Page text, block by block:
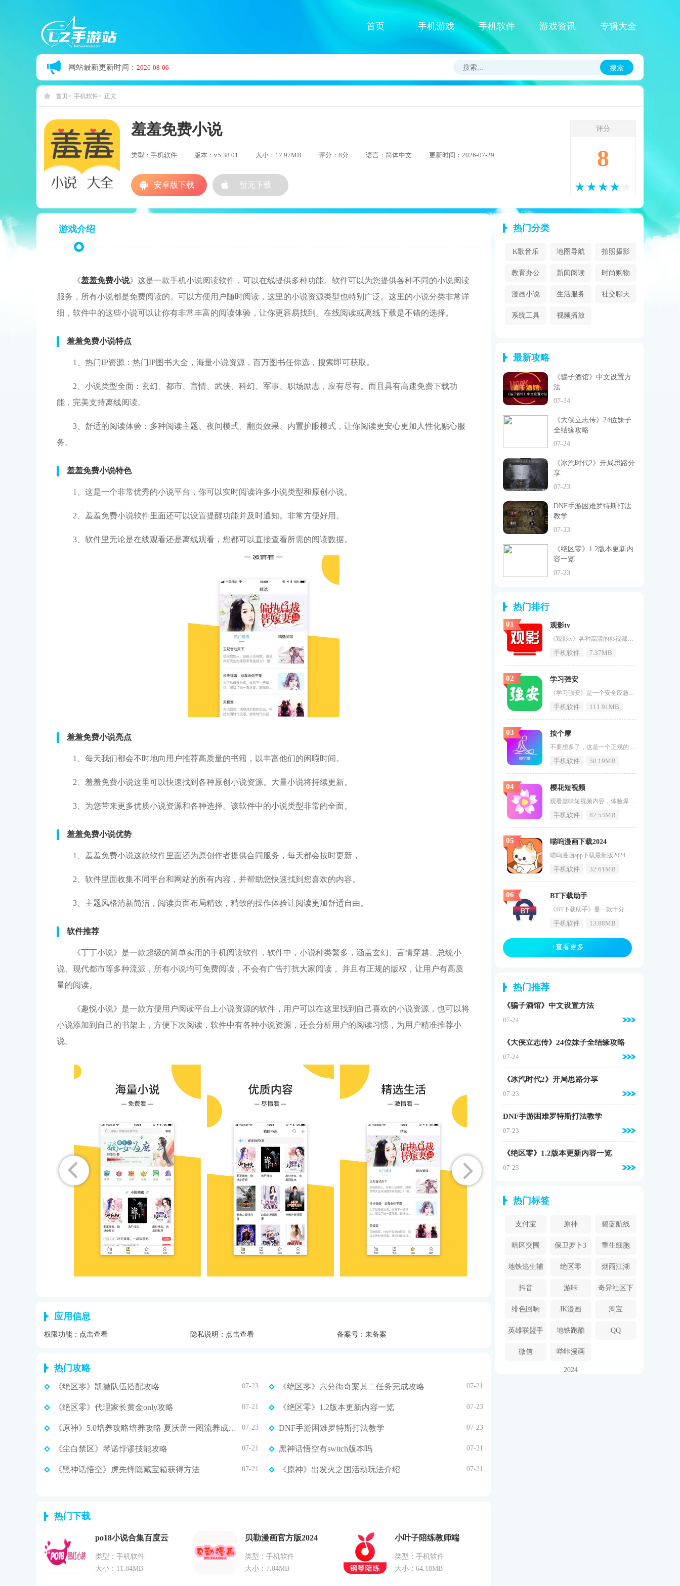
首页 手机游戏 手机软件 游戏资讯 专辑大全
网站最新更新时间： 2026-08-06 搜索
首页 手机软件 正文
羞羞免费小说
类型：手机软件 版本：v5.38.01 大小：17.97MB 评分：8分 语言：简体中文 更新时间：2026-07-29
评分
8
游戏介绍
《羞羞免费小说》这是一款手机小说阅读软件，可以在线提供多种功能。软件可以为您提供各种不同的小说阅读
服务，所有小说都是免费阅读的。可以方便用户随时阅读，这里的小说资源类型也特别广泛。这里的小说分类非常详
细，软件中的这些小说可以让你有非常丰富的阅读体验，让你更容易找到。在线阅读或离线下载是不错的选择。
羞羞免费小说特点
1、热门IP资源：热门IP图书大全，海量小说资源，百万图书任你选，搜索即可获取。
2、小说类型全面：玄幻、都市、言情、武侠、科幻、军事、职场励志，应有尽有。而且具有高速免费下载功
能，完美支持离线阅读。
3、舒适的阅读体验：多种阅读主题、夜间模式、翻页效果、内置护眼模式，让你阅读更安心更加人性化贴心服
务。
羞羞免费小说特色
1、这是一个非常优秀的小说平台，你可以实时阅读许多小说类型和原创小说。
2、羞羞免费小说软件里面还可以设置提醒功能并及时通知。非常方便好用。
3、软件里无论是在线观看还是离线观看，您都可以直接查看所需的阅读数据。
羞羞免费小说亮点
1、每天我们都会不时地向用户推荐高质量的书籍，以丰富他们的闲暇时间。
2、羞羞免费小说这里可以快速找到各种原创小说资源。大量小说将持续更新。
3、为您带来更多优质小说资源和各种选择。该软件中的小说类型非常的全面。
羞羞免费小说优势
1、羞羞免费小说这款软件里面还为原创作者提供合同服务，每天都会按时更新，
2、软件里面收集不同平台和网站的所有内容，并帮助您快速找到您喜欢的内容。
3、主题风格清新简洁，阅读页面布局精致，精致的操作体验让阅读更加舒适自由。
软件推荐
《丁丁小说》是一款超级的简单实用的手机阅读软件，软件中，小说种类繁多，涵盖玄幻、言情穿越、总统小
说、现代都市等多种流派，所有小说均可免费阅读，不会有广告打扰大家阅读， 并且有正规的版权，让用户有高质
量的阅读。
《趣悦小说》是一款方便用户阅读平台上小说资源的软件，用户可以在这里找到自己喜欢的小说资源，也可以将
小说添加到自己的书架上，方便下次阅读，软件中有各种小说资源，还会分析用户的阅读习惯，为用户精准推荐小
说。
应用信息
权限功能： 点击查看 隐私说明： 点击查看 备案号：未备案
热门攻略
《绝区零》凯撒队伍搭配攻略 07-23 《绝区零》六分街奇案其二任务完成攻略 07-21
《绝区零》代理家长黄金only攻略 07-21 《绝区零》1.2版本更新内容一览 07-23
《原神》5.0培养攻略培养攻略 夏沃蕾一图流养成攻略 07-23 DNF手游困难罗特斯打法教学 07-23
《尘白禁区》琴诺悖谬技能攻略 07-21 黑神话悟空有switch版本吗 07-21
《黑神话悟空》虎先锋隐藏宝箱获得方法 07-21 《原神》出发火之国活动玩法介绍 07-21
热门下载
po18小说合集百度云
类型：手机软件
大小：11.84MB
贝勒漫画官方版2024
类型：手机软件
大小：7.04MB
小叶子陪练教师端
类型：手机软件
大小：64.18MB
热门分类
K歌音乐 地图导航 拍照摄影
教育办公 新闻阅读 时尚购物
漫画小说 生活服务 社交聊天
系统工具 视频播放
最新攻略
《骗子酒馆》中文设置方
法
07-24
《大侠立志传》24位妹子
全结缘攻略
07-24
《冰汽时代2》开局思路分
享
07-23
DNF手游困难罗特斯打法
教学
07-23
《绝区零》1.2版本更新内
容一览
07-23
热门排行
观影tv
《观影tv》各种高清的影视都可以免费的进行观看，全网优质的视频内容都可以在这里找寻到，所有内容点击就可以流畅的观看，并且还支持下载方式，可以将喜欢的视频缓存到手机中，让自己在没网的情况下也可以进行观看，多种观看方式可以让视频播放更加的流畅，并且画质都非常的高清。而且无需任何费用即可观看海量影视作品，轻松解锁丰富内容，优质娱乐触手可及。观影tv魅力1、精细分类：软件提供详尽的影视分类体系，助力用户轻松探索多元化的高质量视频内容，每一次点击都可能开启新视界。2、持续更新：平
手机软件 7.37MB
01
学习强安
《学习强安》是一个安全应急知识学习和新闻信息阅读软件。在学习强安应用的过程中，用户可以随时随地学习安全应急知识，学习强安应用支持图文学习、安全应急信息阅读、课程内容录制、课后实践、评估等，提供安全应急知识发布、安全教育培训等服务。学习强安介绍学习强安app是一款专业的安全应急知识学习软件，致力于帮助深圳市全体市民朋友学习全面且有效的安全应急知识，让所有用户都能在遇到危险时保护好自己；软件提供资讯服务，在这里有众多自媒体入驻开设公众号，每天都会更新关于安全应急的资讯，让你从
手机软件 111.91MB
02
按个摩
不要想多了，这是一个正规的按摩平台，为了帮助更多的用户在工作的劳累之后能够有一个放松的生活状态，《按个摩》是平台结合了各种休闲会所，有着明确的服务价格，而且还支持线上预约的服务，让你能够安心的享受放松身心的同城按摩服务。按个摩亮点凡能提供优质上门服务的商家均可申请入驻，并在个人摩托车平台上共享大量用户。按个摩app采用领先的020上门按摩服务模式，解决传统按摩消费高、服务差、小费多的痛点需求；按个摩打造以客户为中心的新时代，通过大量优质服务商的对接，为用户提供优质的上
手机软件 50.19MB
03
樱花短视频
观看趣味短视频内容，体验爆笑的生存短片。《樱花短视频》这是一款非常出色的短视频app软件，在这里你可以观看非常有趣的视频内容。整体体验过程让人感到满意，还能认识许多喜欢短视频的用户，体验的感觉相当的有意思。如果喜欢这款软件的用户不要在犹豫了快来71游戏网下载吧。樱花短视频特色1、在这里，您可以看到每天都不会重复的内容，并且您可以轻松地观看每天消磨时间的内容。2、您也可以自己拍摄视频，更新速度也非常快，短视频的播放非常流畅，让你的追剧更轻松。3、这里的更新速度非常快，丰
手机软件 82.53MB
04
喵呜漫画下载2024
喵呜漫画app下载最新版2024是一款专为漫画爱好者设计的漫画趣味软件。喵呜漫画app下载最新版2024提供智能搜索引擎，用户可以快速找到喜欢的漫画，并支持收藏功能。喵呜漫画app下载最新版2024设有社区功能，用户可以与其他漫画爱好者交流心得、分享喜爱的作品，增强社交体验。喵呜漫画app下载最新版2024采用了条式排版设计，颠覆了传统阅读模式，适应不同屏幕尺寸，提供更佳的阅读体验。感兴趣的小伙伴赶快下载最新的软件版本吧。开发者广州盛临信息技术咨询有限公司备案号粤ICP备
手机软件 32.61MB
05
BT下载助手
《BT下载助手》是一款十分实用的BT资源下载工具，如果你有了这个软件，就能下载一些不容易找到的资源，让你的知识更加多，没有广告和弹窗影响用户的实用体验，可谓为是一款非常良心的下载工具。BT下载助手介绍BT下载助手一款免费的界面非常干净整洁且高效的BT文件下载工具，在这里你可以到最新、最火爆的BT游戏，如：圣杯战争飞升版，圣杯战争飞升版是一款经典好玩的二次元卡牌动作类手游，精美画风层次分明，整个下载界面非常干净整洁，没有速度限制，支持torrent种子文件下载与磁力链接下载
手机软件 13.88MB
06
+查看更多
热门推荐
《骗子酒馆》中文设置方法
07-24
《大侠立志传》24位妹子全结缘攻略
07-24
《冰汽时代2》开局思路分享
07-23
DNF手游困难罗特斯打法教学
07-23
《绝区零》1.2版本更新内容一览
07-23
热门标签
支付宝 原神 碧蓝航线
暗区突围 保卫萝卜3 重生细胞
地铁逃生辅
助器
绝区零 烟雨江湖
抖音 游咔 奇异社区下
载安装
绯色回响 JK漫画 淘宝
英雄联盟手
游
地铁跑酷 QQ
微信 哔咔漫画
2024